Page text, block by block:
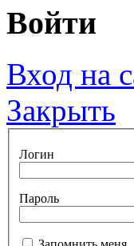
Войти
Вход на
Закрыть
Логин
Пароль